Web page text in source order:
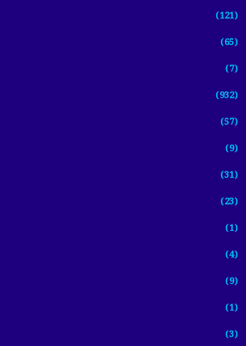
(121)
(65)
(7)
(932)
(57)
(9)
(31)
(23)
(1)
(4)
(9)
(1)
(3)